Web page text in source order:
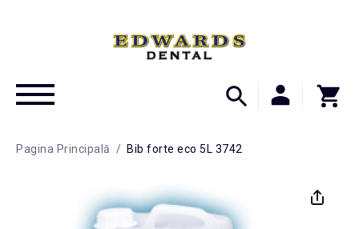
Pagina Principală / Bib forte eco 5L 3742